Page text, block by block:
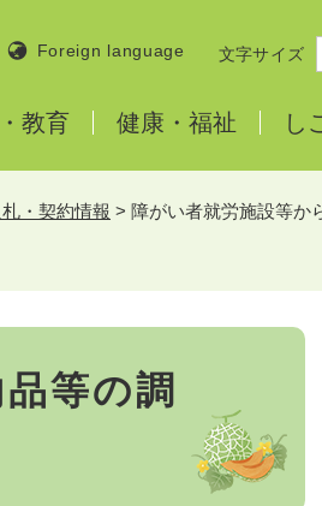
Foreign language 文字サイズ
教育 健康・ 福祉 し
札・契約情報 > 障がい者就労施設等か
等の調